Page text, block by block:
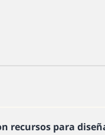
recursos para